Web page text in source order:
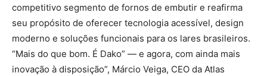
competitivo segmento de fornos de embutir e reafirma
seu propósito de oferecer tecnologia acessível, design
moderno e soluções funcionais para os lares brasileiros.
“Mais do que bom. É Dako” — e agora, com ainda mais
inovação à disposição”, Márcio Veiga, CEO da Atlas